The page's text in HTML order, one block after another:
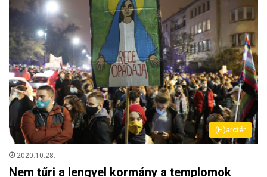
(H)arctér
2020.10.28.
Nem tűri a lengyel kormány a templomok